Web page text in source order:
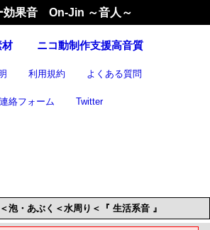
効果音 On-Jin ～音人～
ニコ動制作支援高音質
利用規約 よくある質問
連絡フォーム Twitter
・あぶく＜水周り＜『 生活系音 』